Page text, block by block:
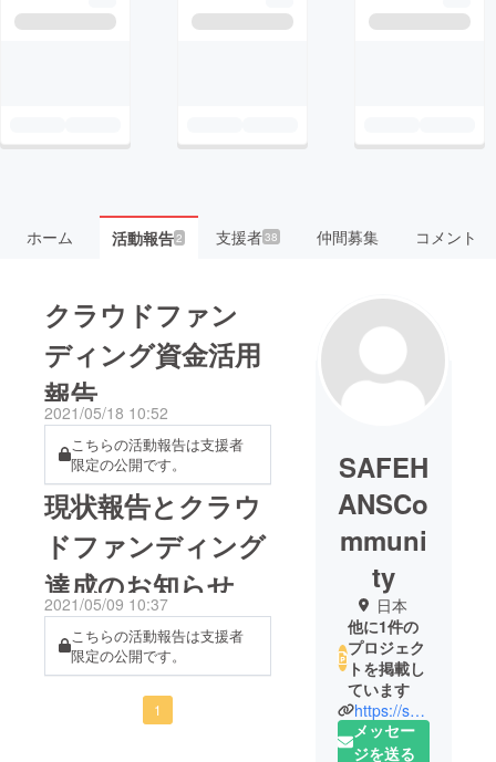
ホーム 活動報告2 支援者38 仲間募集 コメント
クラウドファン
ディング資金活用
報告
2021/05/18 10:52
こちらの活動報告は支援者
限定の公開です。
現状報告とクラウ
ドファンディング
達成のお知らせ
2021/05/09 10:37
こちらの活動報告は支援者
限定の公開です。
1
SAFEH
ANSCo
mmuni
ty
日本
他に1件の
プロジェク
トを掲載し
ています
https://safehands-community.com
メッセー
ジを送る